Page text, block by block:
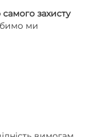
захисту
ми